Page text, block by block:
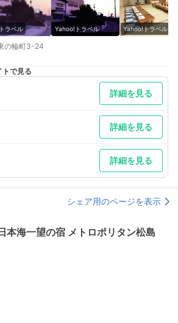
ラベル Yahoo!トラベル Yahoo!トラベル
の輪町3-24
トで見る
詳細を見る
詳細を見る
詳細を見る
シェア用のページを表示
本海一望の宿 メトロポリタン松島